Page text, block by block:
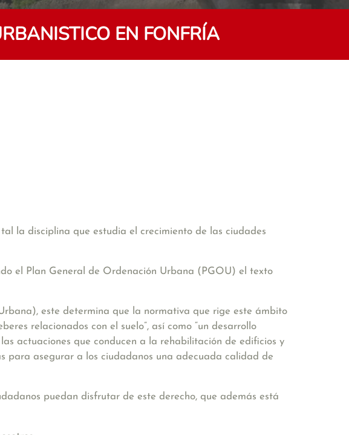
EN FONFRÍA
la disciplina que estudia el crecimiento de las ciudades
el Plan General de Ordenación Urbana (PGOU) el texto
este determina que la normativa que rige este ámbito
relacionados con el suelo”, así como “un desarrollo
actuaciones que conducen a la rehabilitación de edificios y
para asegurar a los ciudadanos una adecuada calidad de
puedan disfrutar de este derecho, que además está